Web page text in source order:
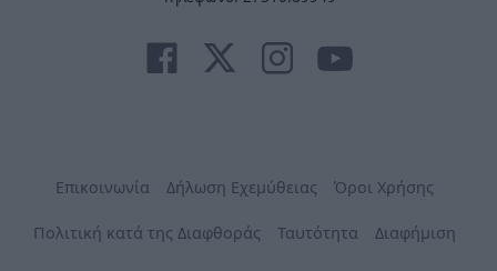
Επικοινωνία Δήλωση Εχεμύθειας Όροι Χρήσης
Πολιτική κατά της Διαφθοράς Ταυτότητα Διαφήμιση